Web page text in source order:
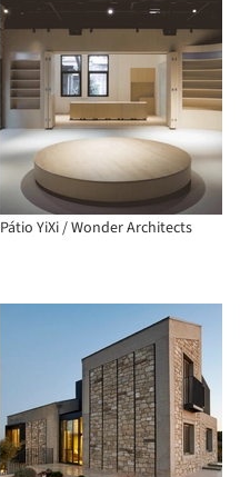
Pátio YiXi / Wonder Architects